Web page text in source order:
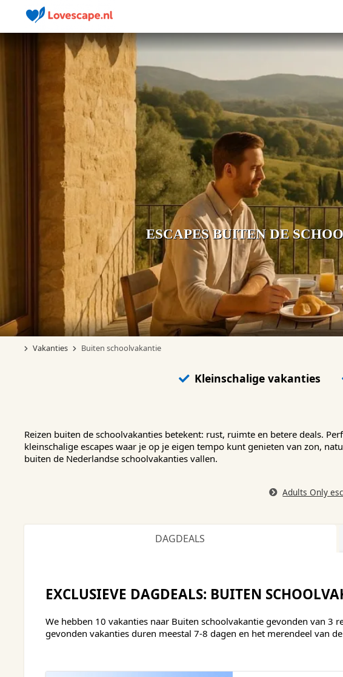
ESCAPES BUITEN DE
Vakanties Buiten schoolvakantie
Kleinschalige vakanties
Reizen buiten de schoolvakanties betekent: rust, ruimte en betere deals.
kleinschalige escapes waar je op je eigen tempo kunt genieten van zon,
buiten de Nederlandse schoolvakanties vallen.
Adults Only
DAGDEALS
EXCLUSIEVE DAGDEALS: BUITEN
We hebben 10 vakanties naar Buiten schoolvakantie gevonden van 3
gevonden vakanties duren meestal 7-8 dagen en het merendeel van